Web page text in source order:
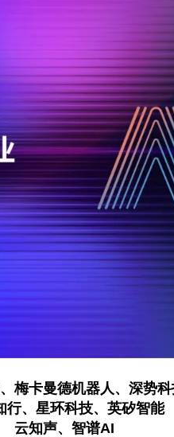
梅卡曼德机器人、深势
行、星环科技、英矽智能
云知声、智谱AI